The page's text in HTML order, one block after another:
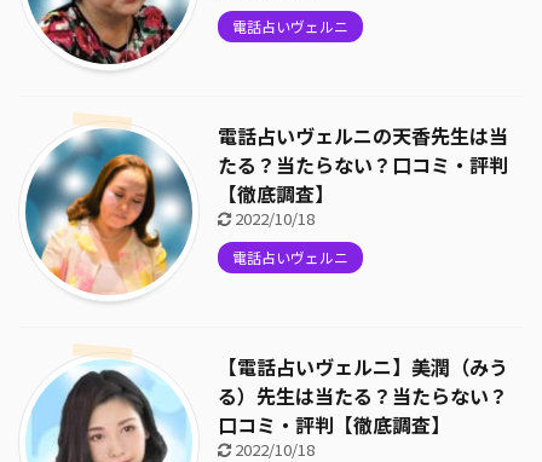
電話占いヴェルニ
電話占いヴェルニの天香先生は当
たる？当たらない？口コミ・評判
【徹底調査】
2022/10/18
電話占いヴェルニ
【電話占いヴェルニ】美潤（みう
る）先生は当たる？当たらない？
口コミ・評判【徹底調査】
2022/10/18